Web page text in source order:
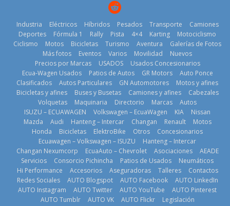
BMW, Toyota,
Bosch y
prueban flota
que usa
gasolina 100%
renovable
25 de julio de
2026
La Vuelta al
Ecuador 2026,
edición 47ª,
recorre 7
provincias en 8
días
1 de agosto de
2026
¿Qué puede
pasar con tu
vehículo si
permanece
varios días sin
usar?
3 de agosto de
2026
Industria Eléctricos Híbridos Pesados Transporte
Camiones
Deportes
Fórmula 1 Rally Pista 4×4 Karting
Motociclismo
Ciclismo
Motos Bicicletas Turismo Aventura
Galerías de Fotos
Más fotos
Eventos Varios Movilidad
Nuevos
Precios por Marcas
USADOS
Usados Concesionarios
Ecua-Wagen Usados
Patios de Autos GR Motors
Auto Ponce
Clasificados
Autos Particulares GN Automotores
Motos y afines
Bicicletas y afines
Buses y Busetas Camiones y afines
Cabezales
Volquetas
Maquinaria Directorio Marcas
Autos
ISUZU – ECUAWAGEN
Volkswagen – EcuaWagen KIA
Nissan
Mazda
Audi Hanteng – Intercar Changan Renault
Motos
Honda
Bicicletas ElektroBike Otros
Concesionarios
Ecuawagen – Volkswagen – ISUZU
Hanteng – Intercar
Changan Nexumcorp
EcuaAuto – Chevrolet Asociaciones
AEADE
Servicios
Consorcio Pichincha Patios de Usados
Neumáticos
Hi Performance
Accesorios Aseguradoras Talleres
Contactos
Redes Sociales
AUTO Blogspot AUTO Facebook
AUTO LinkedIn
AUTO Instagram
AUTO Twitter AUTO YouTube
AUTO Pinterest
AUTO Tumblr
AUTO VK AUTO Flickr Legislación